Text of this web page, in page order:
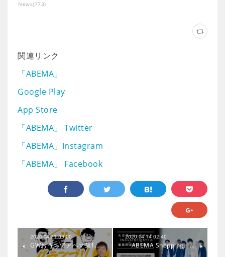
News(773)
関連リンク
「ABEMA」
Google Play
App Store
「ABEMA」 Twitter
「ABEMA」Instagram
「ABEMA」 Facebook
2020.04.21 09:00
GWおうちでアベマ第1…
2020.04.14 02:40
「ABEMA Shopping」…